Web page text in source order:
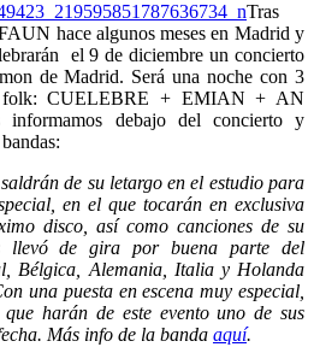
Tras
hace algunos meses en Madrid y
el 9 de diciembre un concierto
de Madrid. Será una noche con 3
folk: CUELEBRE + EMIAN + AN
informamos debajo del concierto y
de su letargo en el estudio para
en el que tocarán en exclusiva
disco, así como canciones de su
llevó de gira por buena parte del
Bélgica, Alemania, Italia y Holanda
una puesta en escena muy especial,
harán de este evento uno de sus
Más info de la banda aquí.